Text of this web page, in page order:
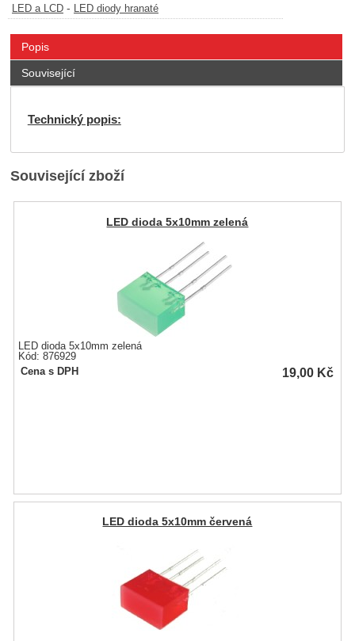
LED a LCD - LED diody hranaté
Popis
Související
Technický popis:
Související zboží
LED dioda 5x10mm zelená
LED dioda 5x10mm zelená
Kód: 876929
Cena s DPH
19,00 Kč
LED dioda 5x10mm červená